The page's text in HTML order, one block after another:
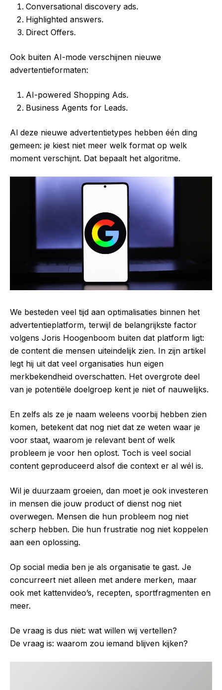
Conversational discovery ads.
Highlighted answers.
Direct Offers.
Ook buiten AI-mode verschijnen nieuwe
advertentieformaten:
AI-powered Shopping Ads.
Business Agents for Leads.
Al deze nieuwe advertentietypes hebben één ding
gemeen: je kiest niet meer welk format op welk
moment verschijnt. Dat bepaalt het algoritme.
We besteden veel tijd aan optimalisaties binnen het
advertentieplatform, terwijl de belangrijkste factor
volgens Joris Hoogenboom buiten dat platform ligt:
de content die mensen uiteindelijk zien. In zijn artikel
legt hij uit dat veel organisaties hun eigen
merkbekendheid overschatten. Het overgrote deel
van je potentiële doelgroep kent je niet of nauwelijks.
En zelfs als ze je naam weleens voorbij hebben zien
komen, betekent dat nog niet dat ze weten waar je
voor staat, waarom je relevant bent of welk
probleem je voor hen oplost. Toch is veel social
content geproduceerd alsof die context er al wél is.
Wil je duurzaam groeien, dan moet je ook investeren
in mensen die jouw product of dienst nog niet
overwegen. Mensen die hun probleem nog niet
scherp hebben. Die hun frustratie nog niet koppelen
aan een oplossing.
Op social media ben je als organisatie te gast. Je
concurreert niet alleen met andere merken, maar
ook met kattenvideo’s, recepten, sportfragmenten en
meer.
De vraag is dus niet: wat willen wij vertellen?
De vraag is: waarom zou iemand blijven kijken?